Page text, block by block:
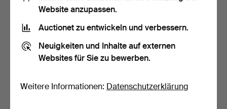
Ich bin über 18 Jahre alt und akzeptiere
Datenschutzerklärungzur Kenntnis genommen habe.
Konto erstellen
Website anzupassen.
Auctionet zu entwickeln und verbessern.
Neuigkeiten und Inhalte auf externen
Websites für Sie zu bewerben.
Weitere Informationen: Datenschutzerklärung